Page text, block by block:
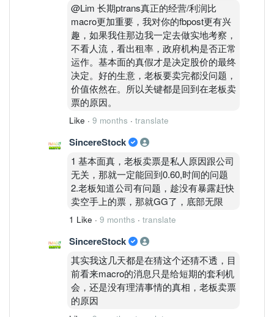
@Lim 长期ptrans真正的经营/利润比
macro更加重要，我对你的fbpost更有兴
趣，如果我住那边我一定去做实地考察，
不看人流，看出租率，政府机构是否正常
运作。基本面的真假才是决定股价的最终
决定。好的生意，老板要卖完都没问题，
价值依然在。所以关键都是回到在老板卖
票的原因。
Like · 9 months · translate
SincereStock
1 基本面真，老板卖票是私人原因跟公司
无关，那就一定能回到0.60,时间的问题
2.老板知道公司有问题，趁没有暴露赶快
卖空手上的票，那就GG了，底部无限
1 Like · 9 months · translate
SincereStock
其实我这几天都是在猜这个还猜不透，目
前看来macro的消息只是给短期的套利机
会，还是没有理清事情的真相，老板卖票
的原因